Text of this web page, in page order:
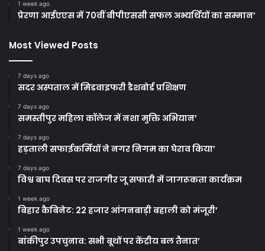
1 week ago
प्रेरणा आईएएस में 70वीं बीपीएससी सफल अभ्यर्थियों का सम्मान’
Most Viewed Posts
7 days ago
सदर अस्पताल में मिडवाइफरी डैशबोर्ड प्रशिक्षण
7 days ago
समस्तीपुर महिला कॉलेज में नशा मुक्ति अभियान’
7 days ago
हड़ताली सफाईकर्मियों ने नगर निगम का घेराव किया’
7 days ago
विश्व बाघ दिवस पर राजगीर जू सफारी में जागरूकता कार्यक्रम
1 week ago
बिहार कैबिनेट: 22 हजार आंगनबाड़ी बहाली को मंजूरी’
1 week ago
बांकीपुर उपचुनाव: सभी बूथों पर केंद्रीय बल तैनात’